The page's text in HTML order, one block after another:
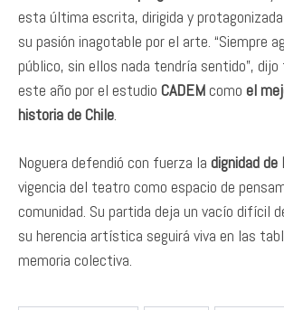
esta última escrita, dirigida y
su pasión inagotable por el arte. “Siempre
público, sin ellos nada tendría sentido”,
este año por el estudio CADEMcomo el
historia de Chile
Noguera defendió con fuerza la dignidad de
vigencia del teatro como espacio de
comunidad. Su partida deja un vacío difícil
su herencia artística seguirá viva en las
memoria colectiva.